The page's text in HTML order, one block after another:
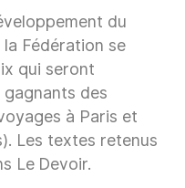
du
la Fédération se
qui seront
des
à Paris et
Les textes retenus
Le Devoir.